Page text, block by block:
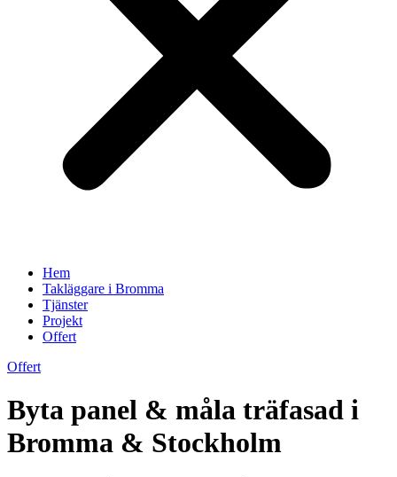
Hem
Takläggare i Bromma
Tjänster
Projekt
Offert
Offert
Byta panel & måla träfasad i
Bromma & Stockholm